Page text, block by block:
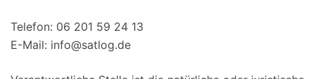
Telefon: 06 201 59 24 13
E-Mail: info@satlog.de